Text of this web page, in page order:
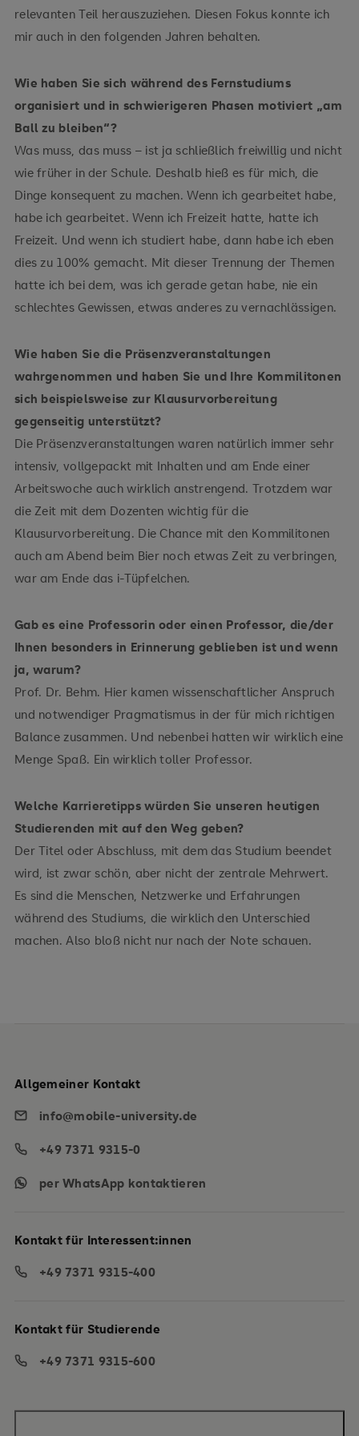
relevanten Teil herauszuziehen. Diesen Fokus konnte ich
mir auch in den folgenden Jahren behalten.
Wie haben Sie sich während des Fernstudiums
organisiert und in schwierigeren Phasen motiviert „am
Ball zu bleiben“?
Was muss, das muss – ist ja schließlich freiwillig und nicht
wie früher in der Schule. Deshalb hieß es für mich, die
Dinge konsequent zu machen. Wenn ich gearbeitet habe,
habe ich gearbeitet. Wenn ich Freizeit hatte, hatte ich
Freizeit. Und wenn ich studiert habe, dann habe ich eben
dies zu 100% gemacht. Mit dieser Trennung der Themen
hatte ich bei dem, was ich gerade getan habe, nie ein
schlechtes Gewissen, etwas anderes zu vernachlässigen.
Wie haben Sie die Präsenzveranstaltungen
wahrgenommen und haben Sie und Ihre Kommilitonen
sich beispielsweise zur Klausurvorbereitung
gegenseitig unterstützt?
Die Präsenzveranstaltungen waren natürlich immer sehr
intensiv, vollgepackt mit Inhalten und am Ende einer
Arbeitswoche auch wirklich anstrengend. Trotzdem war
die Zeit mit dem Dozenten wichtig für die
Klausurvorbereitung. Die Chance mit den Kommilitonen
auch am Abend beim Bier noch etwas Zeit zu verbringen,
war am Ende das i-Tüpfelchen.
Gab es eine Professorin oder einen Professor, die/der
Ihnen besonders in Erinnerung geblieben ist und wenn
ja, warum?
Prof. Dr. Behm. Hier kamen wissenschaftlicher Anspruch
und notwendiger Pragmatismus in der für mich richtigen
Balance zusammen. Und nebenbei hatten wir wirklich eine
Menge Spaß. Ein wirklich toller Professor.
Welche Karrieretipps würden Sie unseren heutigen
Studierenden mit auf den Weg geben?
Der Titel oder Abschluss, mit dem das Studium beendet
wird, ist zwar schön, aber nicht der zentrale Mehrwert.
Es sind die Menschen, Netzwerke und Erfahrungen
während des Studiums, die wirklich den Unterschied
machen. Also bloß nicht nur nach der Note schauen.
Allgemeiner Kontakt
info@mobile-university.de
+49 7371 9315-0
per WhatsApp kontaktieren
Kontakt für Interessent:innen
+49 7371 9315-400
Kontakt für Studierende
+49 7371 9315-600